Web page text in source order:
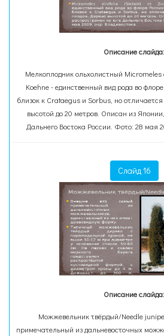
Описание слайда:
Мелкоплодник ольхолистный Micromeles
Koehne - единственный вид рода во
близок к Crataegus и Sorbus, но
высотой до 20 метров. Описан из
Дальнего Востока России. Фото: 28 мая
Слайд 16
Описание слайда:
Можжевельник твёрдый/Needle
примечательный из дальневосточных